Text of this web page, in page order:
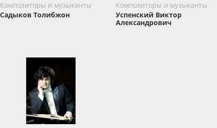
Композиторы и музыканты
Садыков Толибжон
Композиторы и музыканты
Успенский Виктор
Александрович